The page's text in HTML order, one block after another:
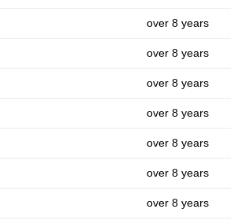
over 8 years
over 8 years
over 8 years
over 8 years
over 8 years
over 8 years
over 8 years